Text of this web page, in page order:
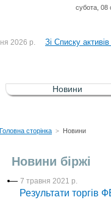
субота, 08
До Списку
2026 р. Зі Списку
2026 р. Зі списку
2026 р. До Списку
Новини
Головна сторінка > Новини
Новини біржі
7 травня 2021 р.
Результати торгів